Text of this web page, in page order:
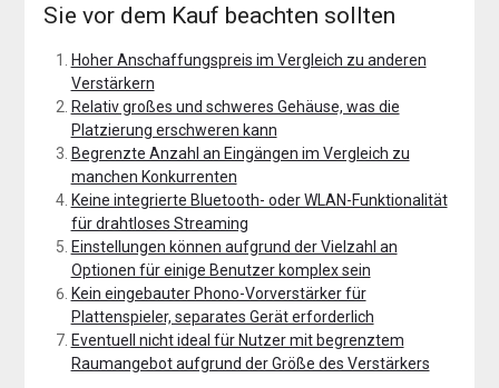
Sie vor dem Kauf beachten sollten
Hoher Anschaffungspreis im Vergleich zu anderen
Verstärkern
Relativ großes und schweres Gehäuse, was die
Platzierung erschweren kann
Begrenzte Anzahl an Eingängen im Vergleich zu
manchen Konkurrenten
Keine integrierte Bluetooth- oder WLAN-Funktionalität
für drahtloses Streaming
Einstellungen können aufgrund der Vielzahl an
Optionen für einige Benutzer komplex sein
Kein eingebauter Phono-Vorverstärker für
Plattenspieler, separates Gerät erforderlich
Eventuell nicht ideal für Nutzer mit begrenztem
Raumangebot aufgrund der Größe des Verstärkers